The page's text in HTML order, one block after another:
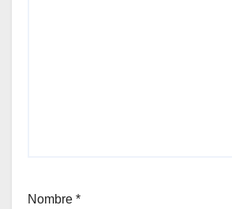
Nombre *